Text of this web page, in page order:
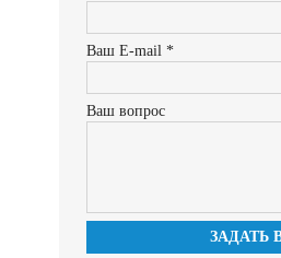
Ваш E-mail *
Ваш вопрос
ЗАДАТЬ